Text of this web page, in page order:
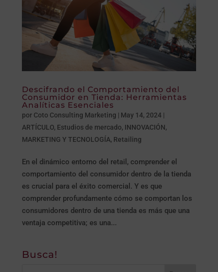
Descifrando el Comportamiento del
Consumidor en Tienda: Herramientas
Analíticas Esenciales
por Coto Consulting Marketing | May 14, 2024|
ARTÍCULO, Estudios de mercado, INNOVACIÓN,
MARKETING Y TECNOLOGÍA, Retailing
En el dinámico entorno del retail, comprender el
comportamiento del consumidor dentro de la tienda
es crucial para el éxito comercial. Y es que
comprender profundamente cómo se comportan los
consumidores dentro de una tienda es más que una
ventaja competitiva; es una...
Busca!